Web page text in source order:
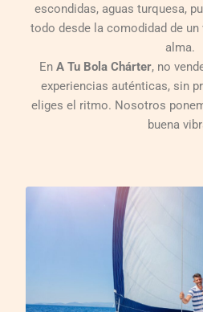
escondidas, aguas turquesa,
todo desde la comodidad de
alma.
En A Tu Bola Chárter, no
experiencias auténticas, sin
eliges el ritmo. Nosotros
buena